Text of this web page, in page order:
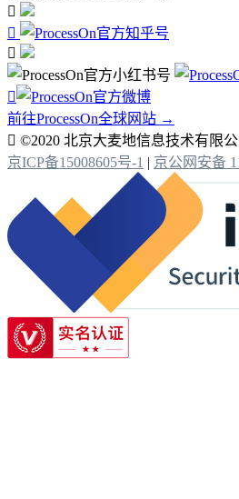




前往ProcessOn全球网站 →
 ©2020 北京大麦地信息技术有限公
京ICP备15008605号-1 | 京公网安备